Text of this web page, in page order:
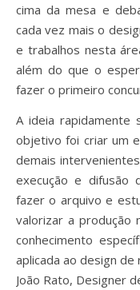
cima da mesa e
cada vez mais o
e trabalhos nesta
além do que o
fazer o primeiro
A ideia rapidamente
objetivo foi criar um
demais
execução e difusão
fazer o arquivo e
valorizar a produção
conhecimento
aplicada ao design
João Rato, Designer